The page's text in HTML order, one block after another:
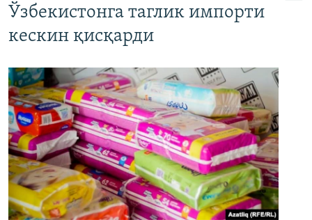
Ўзбекистонга таглик импорти
кескин қисқарди